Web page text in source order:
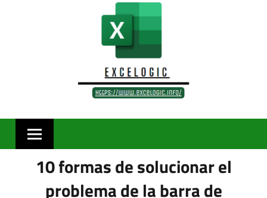
10 formas de solucionar el
problema de la barra de